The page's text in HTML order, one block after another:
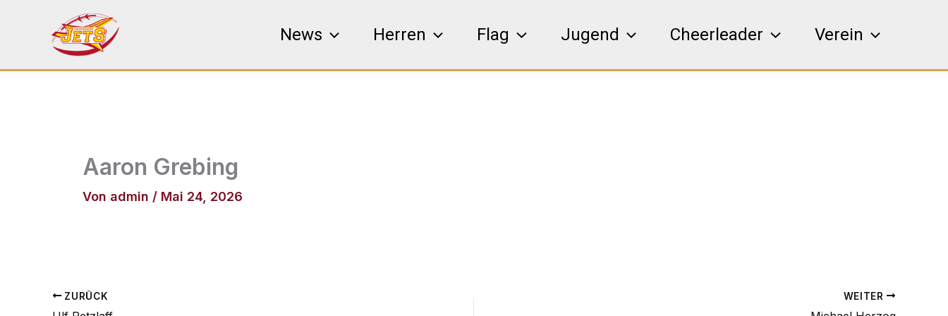
News Herren Flag Jugend Cheerleader Verein
Aaron Grebing
Von admin / Mai 24, 2026
ZURÜCK WEITER